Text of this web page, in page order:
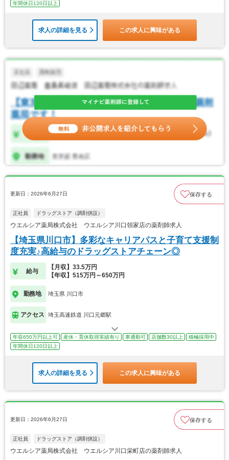
年間休日120日以上
求人の詳細を見る この求人に興味がある
更新日：2026年6月27日 保存する
正社員 ドラッグストア（調剤併設）
ウエルシア薬局株式会社 ウエルシア川口領家店の薬剤師求人
【埼玉県川口市】多彩なキャリアパスと子育て支援制
度充実♪高給与のドラッグストアチェーン◎
給与
【月収】33.5万円
【年収】515万円～650万円
勤務地 埼玉県 川口市
アクセス 埼玉高速鉄道 川口元郷駅
年収650万円以上可 産休・育休取得実績有り 車通勤可 店舗数30以上
積極採用中
年間休日120日以上
求人の詳細を見る この求人に興味がある
更新日：2026年6月27日 保存する
正社員 ドラッグストア（調剤併設）
ウエルシア薬局株式会社 ウエルシア川口栄町店の薬剤師求人